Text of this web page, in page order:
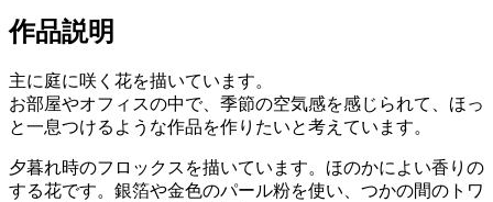
作品説明
主に庭に咲く花を描いています。
お部屋やオフィスの中で、季節の空気感を感じられて、ほっ
と一息つけるような作品を作りたいと考えています。
夕暮れ時のフロックスを描いています。ほのかによい香りの
する花です。銀箔や金色のパール粉を使い、つかの間のトワ